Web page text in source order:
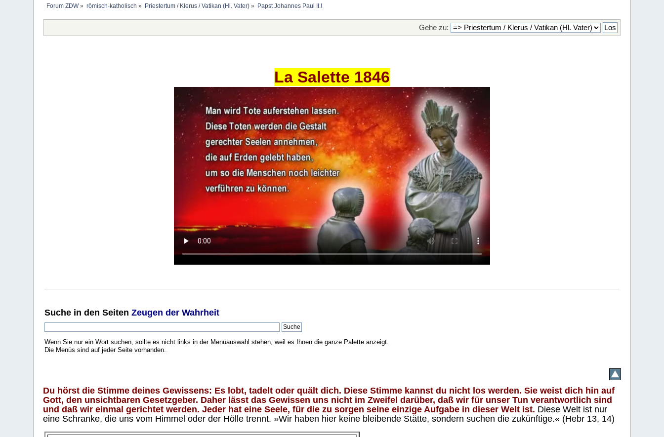
Forum ZDW» römisch-katholisch » Priestertum / Klerus / Vatikan (Hl. Vater)» Papst Johannes Paul II.!
Gehe zu:
La Salette 1846
Suche in den SeitenZeugen der Wahrheit
Wenn Sie nur ein Wort suchen, sollte es nicht links in der Menüauswahl stehen, weil es Ihnen die ganze Palette anzeigt.
Die Menüs sind auf jeder Seite vorhanden..
Du hörst die Stimme deines Gewissens: Es lobt, tadelt oder quält dich. Diese Stimme kannst du nicht los werden. Sie weist dich hin auf
Gott, den unsichtbaren Gesetzgeber. Daher lässt das Gewissen uns nicht im Zweifel darüber, daß wir für unser Tun verantwortlich sind
und daß wir einmal gerichtet werden. Jeder hat eine Seele, für die zu sorgen seine einzige Aufgabe in dieser Welt ist. Diese Welt ist nur
eine Schranke, die uns vom Himmel oder der Hölle trennt. »Wir haben hier keine bleibende Stätte, sondern suchen die zukünftige.« (Hebr 13, 14)